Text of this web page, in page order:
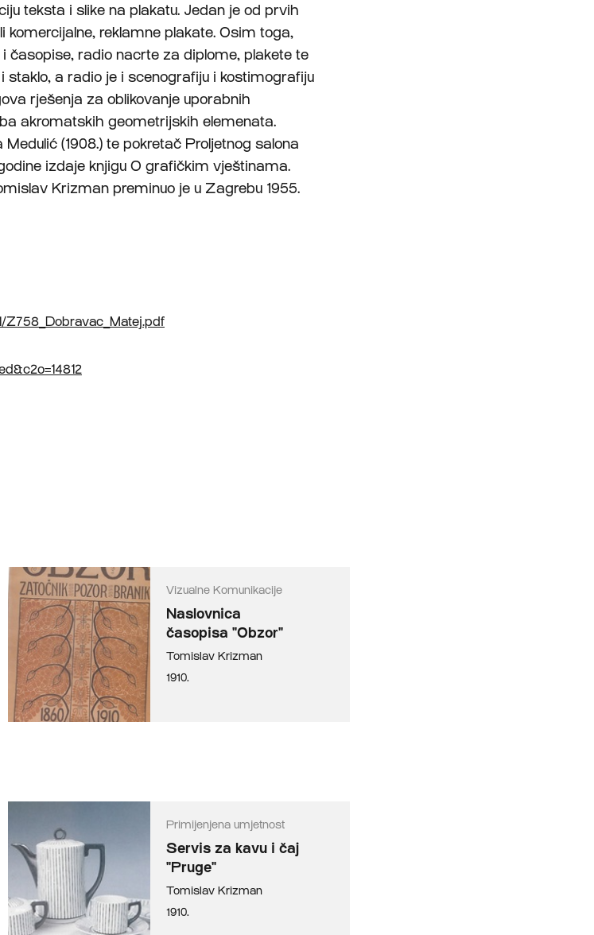
teksta i slike na plakatu. Jedan je od prvih
komercijalne, reklamne plakate. Osim toga,
časopise, radio nacrte za diplome, plakete te
staklo, a radio je i scenografiju i kostimografiju
rješenja za oblikovanje uporabnih
akromatskih geometrijskih elemenata.
(1908.) te pokretač Proljetnog salona
izdaje knjigu O grafičkim vještinama.
Krizman preminuo je u Zagrebu 1955.
Vizualne Komunikacije
Naslovnica
časopisa "Obzor"
Tomislav Krizman
1910.
Primijenjena umjetnost
Servis za kavu i čaj
"Pruge"
Tomislav Krizman
1910.